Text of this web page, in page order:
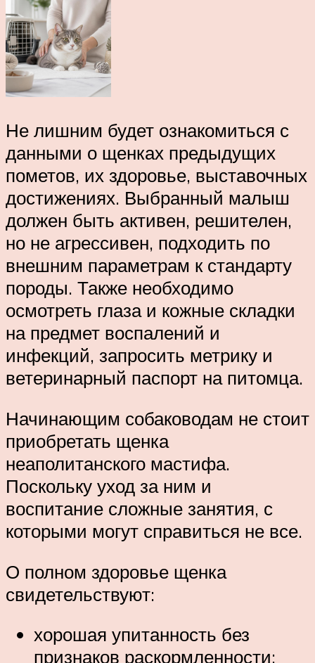
Не лишним будет ознакомиться с
данными о щенках предыдущих
пометов, их здоровье, выставочных
достижениях. Выбранный малыш
должен быть активен, решителен,
но не агрессивен, подходить по
внешним параметрам к стандарту
породы. Также необходимо
осмотреть глаза и кожные складки
на предмет воспалений и
инфекций, запросить метрику и
ветеринарный паспорт на питомца.
Начинающим собаководам не стоит
приобретать щенка
неаполитанского мастифа.
Поскольку уход за ним и
воспитание сложные занятия, с
которыми могут справиться не все.
О полном здоровье щенка
свидетельствуют:
хорошая упитанность без
признаков раскормленности;